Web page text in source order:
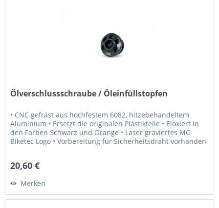
Ölverschlussschraube / Öleinfüllstopfen
• CNC gefräst aus hochfestem 6082, hitzebehandeltem
Aluminium • Ersetzt die originalen Plastikteile • Eloxiert in
den Farben Schwarz und Orange • Laser graviertes MG
Biketec Logo • Vorbereitung für Sicherheitsdraht vorhanden
20,60 €
Merken